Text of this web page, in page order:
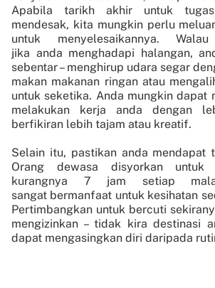
Apabila tarikh akhir untuk
mendesak, kita mungkin perlu
untuk menyelesaikannya. Walau
jika anda menghadapi halangan,
sebentar – menghirup udara segar
makan makanan ringan atau
untuk seketika. Anda mungkin dapat
melakukan kerja anda dengan
berfikiran lebih tajam atau kreatif.
Selain itu, pastikan anda mendapat
Orang dewasa disyorkan untuk
kurangnya 7 jam setiap
sangat bermanfaat untuk kesihatan
Pertimbangkan untuk bercuti
mengizinkan – tidak kira destinasi
dapat mengasingkan diri daripada